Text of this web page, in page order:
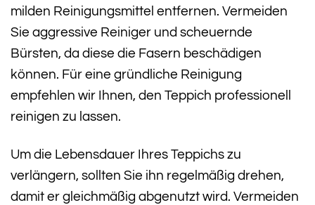
milden Reinigungsmittel entfernen. Vermeiden
Sie aggressive Reiniger und scheuernde
Bürsten, da diese die Fasern beschädigen
können. Für eine gründliche Reinigung
empfehlen wir Ihnen, den Teppich professionell
reinigen zu lassen.
Um die Lebensdauer Ihres Teppichs zu
verlängern, sollten Sie ihn regelmäßig drehen,
damit er gleichmäßig abgenutzt wird. Vermeiden